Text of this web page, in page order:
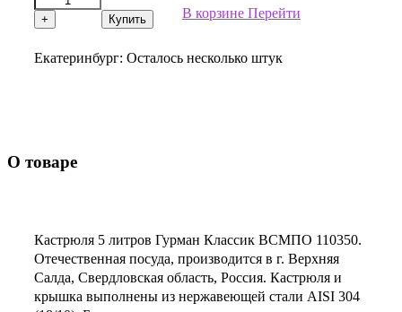
+ Купить В корзине Перейти
Екатеринбург: Осталось несколько штук
О товаре
Кастрюля 5 литров Гурман Классик ВСМПО 110350.
Отечественная посуда, производится в г. Верхняя
Салда, Свердловская область, Россия. Кастрюля и
крышка выполнены из нержавеющей стали AISI 304